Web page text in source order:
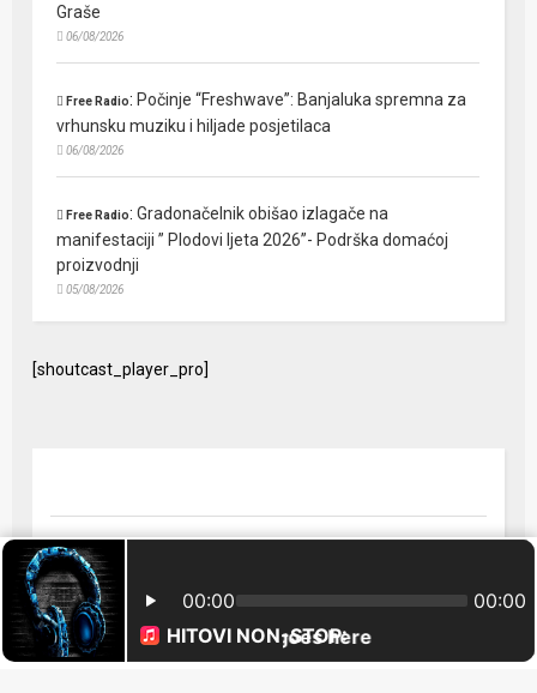
Graše
06/08/2026
Free Radio: Počinje “Freshwave”: Banjaluka spremna za
vrhunsku muziku i hiljade posjetilaca
06/08/2026
Free Radio:Gradonačelnik obišao izlagače na
manifestaciji ” Plodovi ljeta 2026”- Podrška domaćoj
proizvodnji
05/08/2026
[shoutcast_player_pro]
© 2024 Free Radio Prijedor. Sva prava zaštićena Designed by